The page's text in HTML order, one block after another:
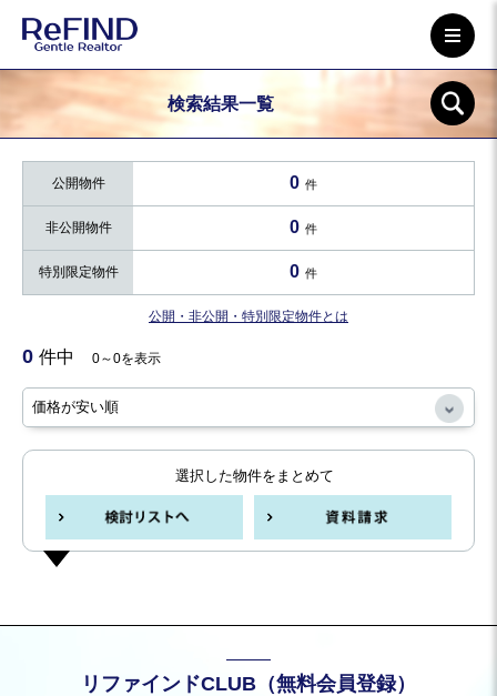
検索結果一覧
公開物件 0 件
非公開物件 0 件
特別限定物件 0 件
公開・非公開・特別限定物件とは
0 件中 0～0を表示
選択した物件をまとめて
リファインドCLUB（無料会員登録）